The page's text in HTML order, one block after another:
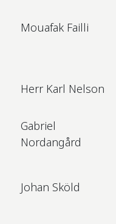
Mouafak Failli
Herr Karl Nelson
Gabriel
Nordangård
Johan Sköld